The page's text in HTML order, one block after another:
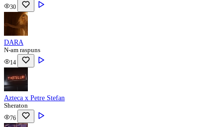
30
DARA
N-am raspuns
14
Azteca x Petre Stefan
Sheraton
76